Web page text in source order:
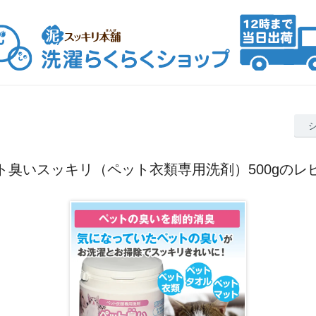
臭いスッキリ（ペット衣類専用洗剤）500gのレ